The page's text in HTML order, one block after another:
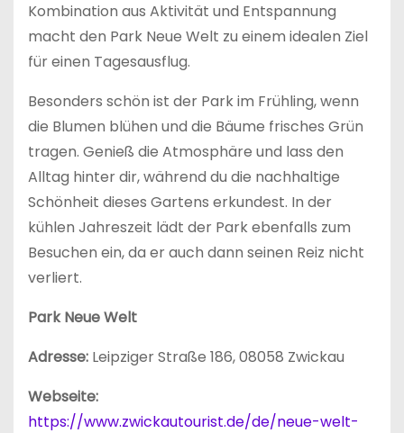
Kombination aus Aktivität und Entspannung
macht den Park Neue Welt zu einem idealen Ziel
für einen Tagesausflug.
Besonders schön ist der Park im Frühling, wenn
die Blumen blühen und die Bäume frisches Grün
tragen. Genieß die Atmosphäre und lass den
Alltag hinter dir, während du die nachhaltige
Schönheit dieses Gartens erkundest. In der
kühlen Jahreszeit lädt der Park ebenfalls zum
Besuchen ein, da er auch dann seinen Reiz nicht
verliert.
Park Neue Welt
Adresse: Leipziger Straße 186, 08058 Zwickau
Webseite:
https://www.zwickautourist.de/de/neue-welt-